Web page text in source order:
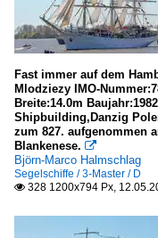
Fast immer auf dem
Mlodziezy IMO-
Breite:14.0m
Shipbuilding,Danzig
zum 827. aufgenommen
Blankenese. 
Björn-Marco Halmschlag
Segelschiffe / 3-Master / D
 328 1200x794 Px,